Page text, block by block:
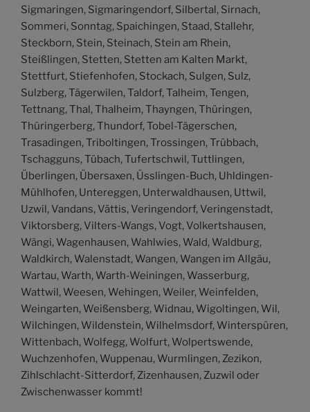
Sigmaringen, Sigmaringendorf, Silbertal, Sirnach,
Sommeri, Sonntag, Spaichingen, Staad, Stallehr,
Steckborn, Stein, Steinach, Stein am Rhein,
Steißlingen, Stetten, Stetten am Kalten Markt,
Stettfurt, Stiefenhofen, Stockach, Sulgen, Sulz,
Sulzberg, Tägerwilen, Taldorf, Talheim, Tengen,
Tettnang, Thal, Thalheim, Thayngen, Thüringen,
Thüringerberg, Thundorf, Tobel-Tägerschen,
Trasadingen, Triboltingen, Trossingen, Trübbach,
Tschagguns, Tübach, Tufertschwil, Tuttlingen,
Überlingen, Übersaxen, Üsslingen-Buch, Uhldingen-
Mühlhofen, Untereggen, Unterwaldhausen, Uttwil,
Uzwil, Vandans, Vättis, Veringendorf, Veringenstadt,
Viktorsberg, Vilters-Wangs, Vogt, Volkertshausen,
Wängi, Wagenhausen, Wahlwies, Wald, Waldburg,
Waldkirch, Walenstadt, Wangen, Wangen im Allgäu,
Wartau, Warth, Warth-Weiningen, Wasserburg,
Wattwil, Weesen, Wehingen, Weiler, Weinfelden,
Weingarten, Weißensberg, Widnau, Wigoltingen, Wil,
Wilchingen, Wildenstein, Wilhelmsdorf, Winterspüren,
Wittenbach, Wolfegg, Wolfurt, Wolpertswende,
Wuchzenhofen, Wuppenau, Wurmlingen, Zezikon,
Zihlschlacht-Sitterdorf, Zizenhausen, Zuzwil oder
Zwischenwasser kommt!